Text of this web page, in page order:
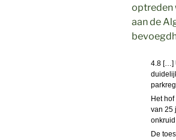
optreden
aan de
4.8 […]
Het
van 25
De